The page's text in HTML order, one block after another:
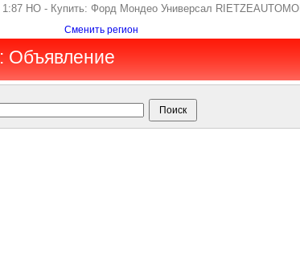
HO - Купить: Форд Мондео Универсал
Сменить регион
Объявление